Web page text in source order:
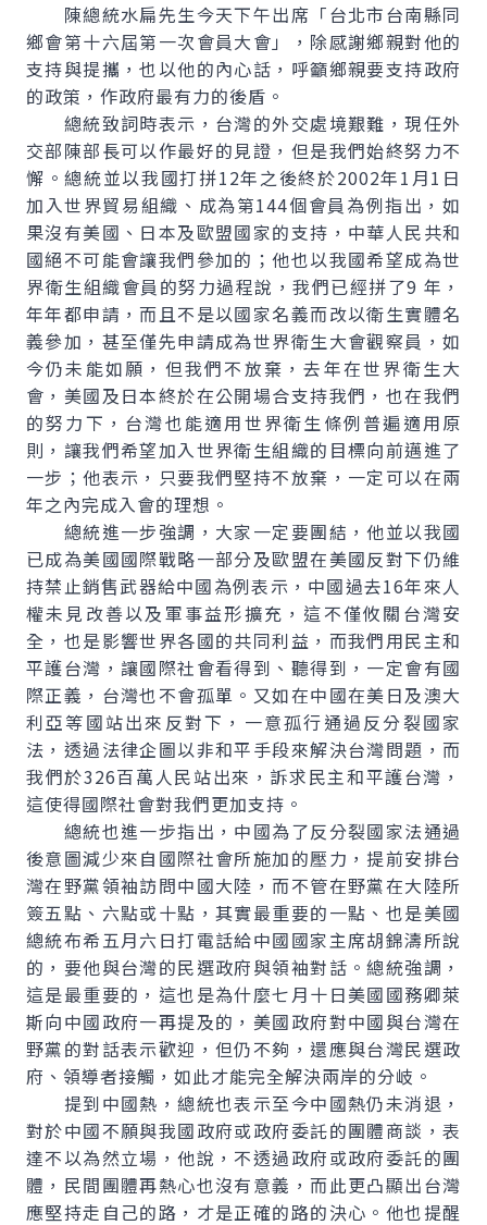
陳總統水扁先生今天下午出席「台北市台南縣同
鄉會第十六屆第一次會員大會」，除感謝鄉親對他的
支持與提攜，也以他的內心話，呼籲鄉親要支持政府
的政策，作政府最有力的後盾。
總統致詞時表示，台灣的外交處境艱難，現任外
交部陳部長可以作最好的見證，但是我們始終努力不
懈。總統並以我國打拼12年之後終於2002年1月1日
加入世界貿易組織、成為第144個會員為例指出，如
果沒有美國、日本及歐盟國家的支持，中華人民共和
國絕不可能會讓我們參加的；他也以我國希望成為世
界衛生組織會員的努力過程說，我們已經拼了9 年，
年年都申請，而且不是以國家名義而改以衛生實體名
義參加，甚至僅先申請成為世界衛生大會觀察員，如
今仍未能如願，但我們不放棄，去年在世界衛生大
會，美國及日本終於在公開場合支持我們，也在我們
的努力下，台灣也能適用世界衛生條例普遍適用原
則，讓我們希望加入世界衛生組織的目標向前邁進了
一步；他表示，只要我們堅持不放棄，一定可以在兩
年之內完成入會的理想。
總統進一步強調，大家一定要團結，他並以我國
已成為美國國際戰略一部分及歐盟在美國反對下仍維
持禁止銷售武器給中國為例表示，中國過去16年來人
權未見改善以及軍事益形擴充，這不僅攸關台灣安
全，也是影響世界各國的共同利益，而我們用民主和
平護台灣，讓國際社會看得到、聽得到，一定會有國
際正義，台灣也不會孤單。又如在中國在美日及澳大
利亞等國站出來反對下，一意孤行通過反分裂國家
法，透過法律企圖以非和平手段來解決台灣問題，而
我們於326百萬人民站出來，訴求民主和平護台灣，
這使得國際社會對我們更加支持。
總統也進一步指出，中國為了反分裂國家法通過
後意圖減少來自國際社會所施加的壓力，提前安排台
灣在野黨領袖訪問中國大陸，而不管在野黨在大陸所
簽五點、六點或十點，其實最重要的一點、也是美國
總統布希五月六日打電話給中國國家主席胡錦濤所說
的，要他與台灣的民選政府與領袖對話。總統強調，
這是最重要的，這也是為什麼七月十日美國國務卿萊
斯向中國政府一再提及的，美國政府對中國與台灣在
野黨的對話表示歡迎，但仍不夠，還應與台灣民選政
府、領導者接觸，如此才能完全解決兩岸的分岐。
提到中國熱，總統也表示至今中國熱仍未消退，
對於中國不願與我國政府或政府委託的團體商談，表
達不以為然立場，他說，不透過政府或政府委託的團
體，民間團體再熱心也沒有意義，而此更凸顯出台灣
應堅持走自己的路，才是正確的路的決心。他也提醒